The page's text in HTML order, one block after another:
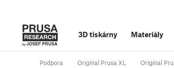
3D tiskárny Materiály
Podpora Original Prusa XL Original